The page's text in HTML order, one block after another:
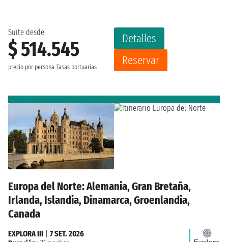
Suite desde
$ 514.545
precio por persona Tasas portuarias
Detalles
Reservar
Europa del Norte: Alemania, Gran Bretaña,
Irlanda, Islandia, Dinamarca, Groenlandia,
Canada
EXPLORA III
7 SET. 2026